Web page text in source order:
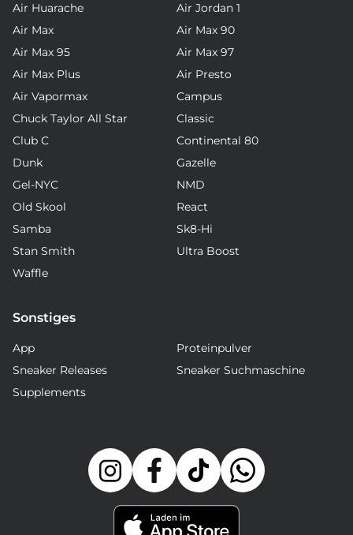
Air Huarache
Air Jordan 1
Air Max
Air Max 90
Air Max 95
Air Max 97
Air Max Plus
Air Presto
Air Vapormax
Campus
Chuck Taylor All Star
Classic
Club C
Continental 80
Dunk
Gazelle
Gel-NYC
NMD
Old Skool
React
Samba
Sk8-Hi
Stan Smith
Ultra Boost
Waffle
Sonstiges
App
Proteinpulver
Sneaker Releases
Sneaker Suchmaschine
Supplements